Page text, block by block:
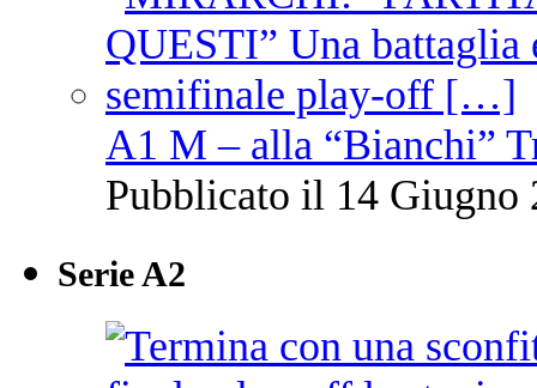
A1 M – alla “Bianchi”
Pubblicato il 14 Giugno
Serie A2